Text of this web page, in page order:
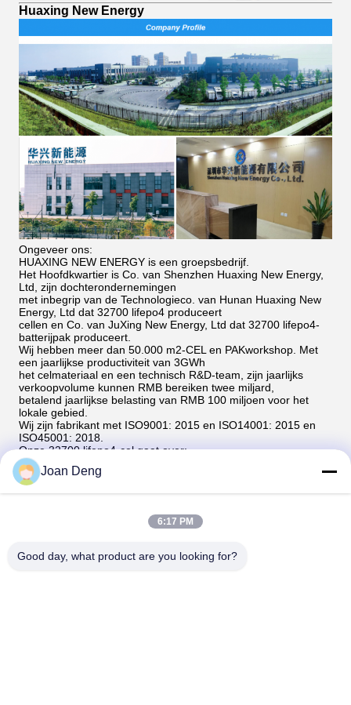
Huaxing New Energy
Ongeveer ons:
HUAXING NEW ENERGY is een groepsbedrijf.
Het Hoofdkwartier is Co. van Shenzhen Huaxing New Energy,
Ltd, zijn dochterondernemingen
met inbegrip van de Technologieco. van Hunan Huaxing New
Energy, Ltd dat 32700 lifepo4 produceert
cellen en Co. van JuXing New Energy, Ltd dat 32700 lifepo4-
batterijpak produceert.
Wij hebben meer dan 50.000 m2-CEL en PAKworkshop. Met
een jaarlijkse productiviteit van 3GWh
het celmateriaal en een technisch R&D-team, zijn jaarlijks
verkoopvolume kunnen RMB bereiken twee miljard,
betalend jaarlijkse belasting van RMB 100 miljoen voor het
lokale gebied.
Wij zijn fabrikant met ISO9001: 2015 en ISO14001: 2015 en
ISO45001: 2018.
Onze 32700 lifepo4-cel gaat over:
UL1642/BIS/PSE/CE/Rohs/IEC62619/IEC61960/IEC62133/
en CB/UN38.3 en MSDS.
Sterk R&D-team, Strikte Concurrerende Kwaliteitscontrole,
prijs, en Groot verkoopteam.
SLECHTS IN 32700 LIFEPO4 BATTERIJ
Joan Deng
6:17 PM
Good day, what product are you looking for?